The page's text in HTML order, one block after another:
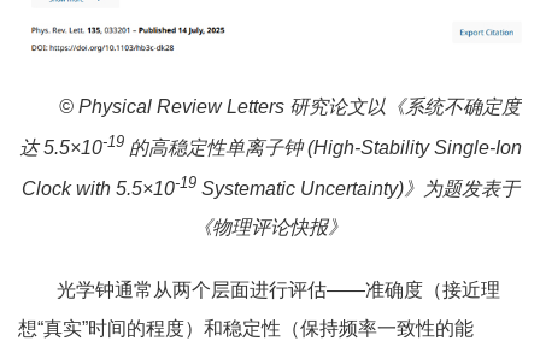
© Physical Review Letters 研究论文以《系统不确定度
达 5.5×10-19的高稳定性单离子钟 (High-Stability Single-Ion
Clock with 5.5×10-19Systematic Uncertainty)》为题发表于
《物理评论快报》
光学钟通常从两个层面进行评估——准确度（接近理
想“真实”时间的程度）和稳定性（保持频率一致性的能